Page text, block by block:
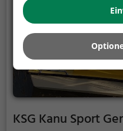
KSG Kanu Sport